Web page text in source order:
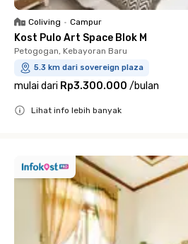
Coliving • Campur
Kost Pulo Art Space Blok M
Petogogan, Kebayoran Baru
5.3 km dari sovereign plaza
mulai dari Rp3.300.000 /bulan
Lihat info lebih banyak